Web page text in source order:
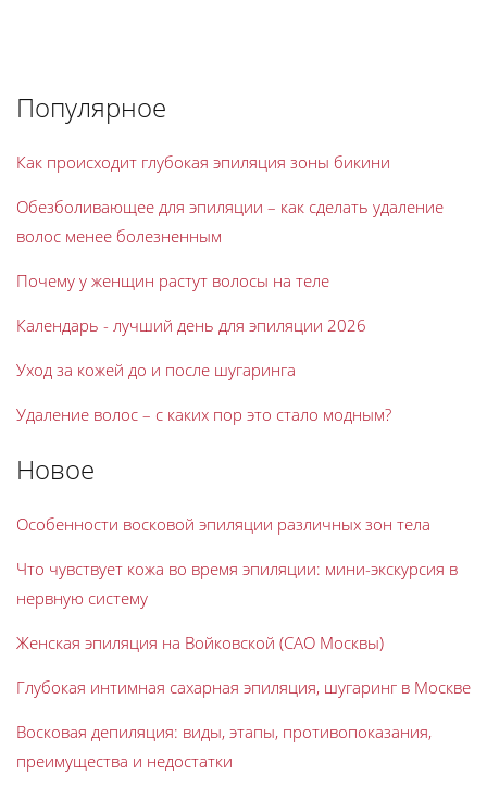
Популярное
Как происходит глубокая эпиляция зоны бикини
Обезболивающее для эпиляции – как сделать удаление
волос менее болезненным
Почему у женщин растут волосы на теле
Календарь - лучший день для эпиляции 2026
Уход за кожей до и после шугаринга
Удаление волос – с каких пор это стало модным?
Новое
Особенности восковой эпиляции различных зон тела
Что чувствует кожа во время эпиляции: мини-экскурсия в
нервную систему
Женская эпиляция на Войковской (САО Москвы)
Глубокая интимная сахарная эпиляция, шугаринг в Москве
Восковая депиляция: виды, этапы, противопоказания,
преимущества и недостатки